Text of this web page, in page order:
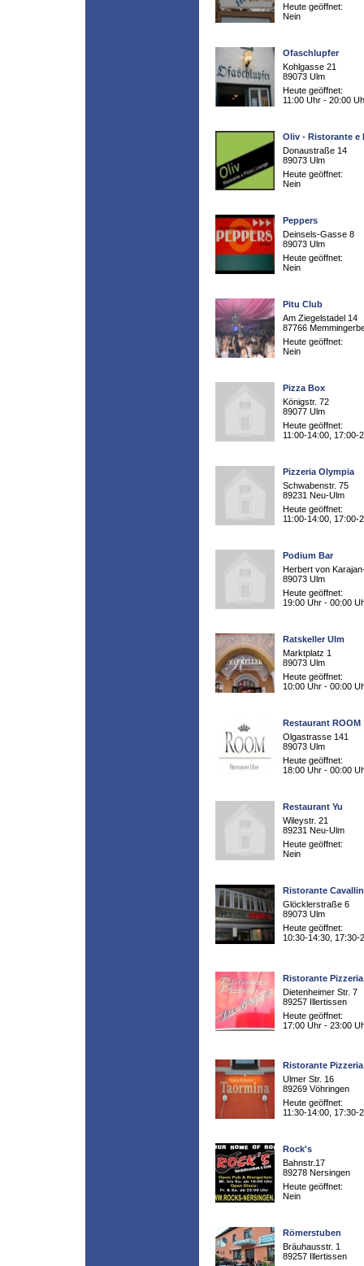
Heute geöffnet:
Nein
Ofaschlupfer
Kohlgasse 21
89073 Ulm
Heute geöffnet:
11:00 Uhr - 20:00
Oliv - Ristorante e
Donaustraße 14
89073 Ulm
Heute geöffnet:
Nein
Peppers
Deinsels-Gasse 8
89073 Ulm
Heute geöffnet:
Nein
Pitu Club
Am Ziegelstadel 14
87766
Heute geöffnet:
Nein
Pizza Box
Königstr. 72
89077 Ulm
Heute geöffnet:
11:00-14:00, 17:00-
Pizzeria Olympia
Schwabenstr. 75
89231 Neu-Ulm
Heute geöffnet:
11:00-14:00, 17:00-
Podium Bar
Herbert von
89073 Ulm
Heute geöffnet:
19:00 Uhr - 00:00
Ratskeller Ulm
Marktplatz 1
89073 Ulm
Heute geöffnet:
10:00 Uhr - 00:00
Restaurant ROOM
Olgastrasse 141
89073 Ulm
Heute geöffnet:
18:00 Uhr - 00:00
Restaurant Yu
Wileystr. 21
89231 Neu-Ulm
Heute geöffnet:
Nein
Ristorante
Glöcklerstraße 6
89073 Ulm
Heute geöffnet:
10:30-14:30, 17:30-
Ristorante
Dietenheimer Str. 7
89257 Illertissen
Heute geöffnet:
17:00 Uhr - 23:00
Ristorante
Ulmer Str. 16
89269 Vöhringen
Heute geöffnet:
11:30-14:00, 17:30-
Rock's
Bahnstr.17
89278 Nersingen
Heute geöffnet:
Nein
Römerstuben
Bräuhausstr. 1
89257 Illertissen